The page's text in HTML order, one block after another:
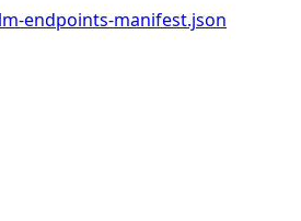
endpoints-manifest.json